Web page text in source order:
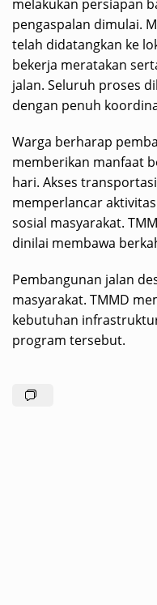
melakukan persiapan
pengaspalan dimulai.
telah didatangkan ke
bekerja meratakan
jalan. Seluruh proses
dengan penuh
Warga berharap
memberikan manfaat
hari. Akses
memperlancar
sosial masyarakat.
dinilai membawa
Pembangunan jalan
masyarakat. TMMD
kebutuhan
program tersebut.